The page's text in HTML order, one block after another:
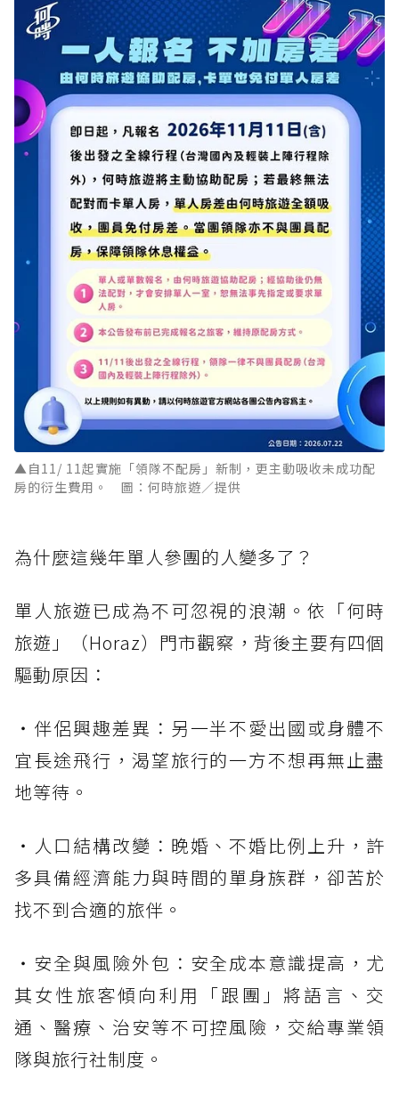
▲自11/ 11起實施「領隊不配房」新制，更主動吸收未成功配
房的衍生費用。 圖：何時旅遊／提供
為什麼這幾年單人參團的人變多了？
單人旅遊已成為不可忽視的浪潮。依「何時
旅遊」（Horaz）門市觀察，背後主要有四個
驅動原因：
・伴侶興趣差異：另一半不愛出國或身體不
宜長途飛行，渴望旅行的一方不想再無止盡
地等待。
・人口結構改變：晚婚、不婚比例上升，許
多具備經濟能力與時間的單身族群，卻苦於
找不到合適的旅伴。
・安全與風險外包：安全成本意識提高，尤
其女性旅客傾向利用「跟團」將語言、交
通、醫療、治安等不可控風險，交給專業領
隊與旅行社制度。